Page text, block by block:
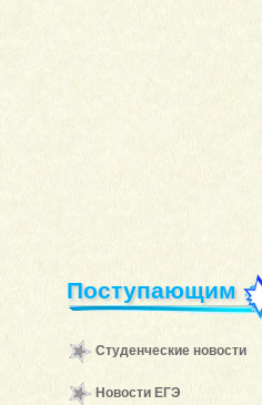
Поступающим
Студенческие новости
Новости ЕГЭ